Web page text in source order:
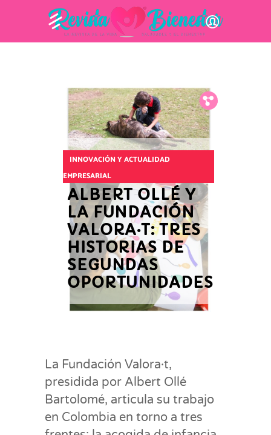
Fb.
Tw.
Pin.
INNOVACIÓN Y ACTUALIDAD
EMPRESARIAL
ALBERT OLLÉ Y
LA FUNDACIÓN
VALORA·T: TRES
HISTORIAS DE
SEGUNDAS
OPORTUNIDADES
La Fundación Valora·t,
presidida por Albert Ollé
Bartolomé, articula su trabajo
en Colombia en torno a tres